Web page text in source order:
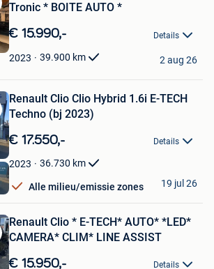
Tronic * BOITE AUTO *
€ 15.990,- Details
2023 39.900 km 2 aug 26
Renault Clio Clio Hybrid 1.6i E-TECH
Techno (bj 2023)
€ 17.550,- Details
2023 36.730 km
Alle milieu/emissie zones 19 jul 26
Renault Clio * E-TECH* AUTO* *LED*
CAMERA* CLIM* LINE ASSIST
€ 15.950,- Details